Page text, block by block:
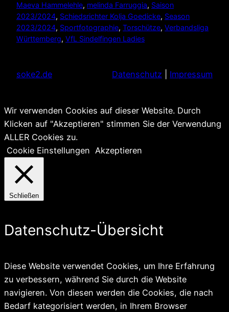
Maeva Hammelehle, melinda Farruggia, Saison
2023/2024, Schiedsrichter Kolja Goedicke, Season
2023/2024, Sportfotographie, Torschütze, Verbandsliga
Württemberg, VfL Sindelfingen Ladies
soke2.de Datenschutz Impressum
Wir verwenden Cookies auf dieser Website. Durch
Klicken auf "Akzeptieren" stimmen Sie der Verwendung
ALLER Cookies zu.
Cookie Einstellungen Akzeptieren
Schließen
Datenschutz-Übersicht
Diese Website verwendet Cookies, um Ihre Erfahrung
zu verbessern, während Sie durch die Website
navigieren. Von diesen werden die Cookies, die nach
Bedarf kategorisiert werden, in Ihrem Browser